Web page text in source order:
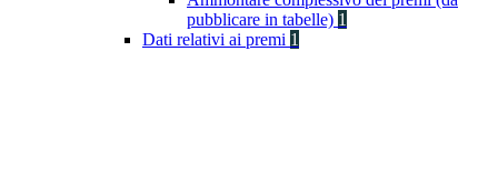
pubblicare in tabelle) 1
Dati relativi ai premi 1